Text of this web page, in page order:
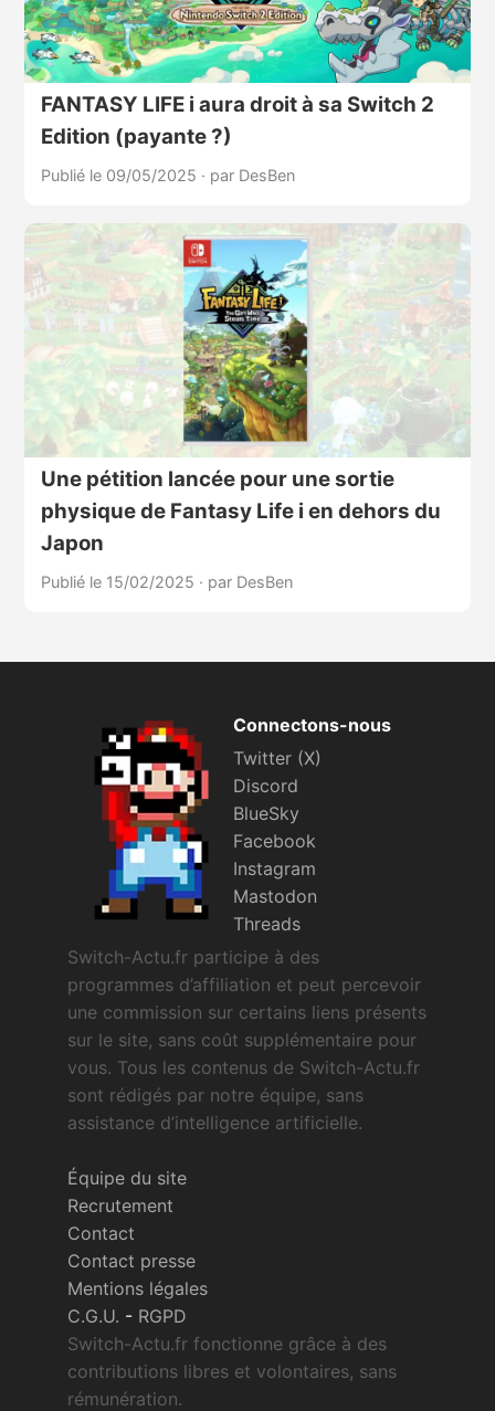
FANTASY LIFE i aura droit à sa Switch 2
Edition (payante ?)
Publié le 09/05/2025 · par DesBen
Une pétition lancée pour une sortie
physique de Fantasy Life i en dehors du
Japon
Publié le 15/02/2025 · par DesBen
Connectons-nous
Twitter (X)
Discord
BlueSky
Facebook
Instagram
Mastodon
Threads
Switch-Actu.fr participe à des
programmes d’affiliation et peut percevoir
une commission sur certains liens présents
sur le site, sans coût supplémentaire pour
vous. Tous les contenus de Switch-Actu.fr
sont rédigés par notre équipe, sans
assistance d’intelligence artificielle.
Équipe du site
Recrutement
Contact
Contact presse
Mentions légales
C.G.U. - RGPD
Switch-Actu.fr fonctionne grâce à des
contributions libres et volontaires, sans
rémunération.